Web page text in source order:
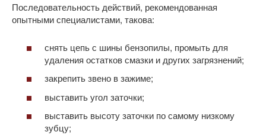
Последовательность действий, рекомендованная
опытными специалистами, такова:
снять цепь с шины бензопилы, промыть для
удаления остатков смазки и других загрязнений;
закрепить звено в зажиме;
выставить угол заточки;
выставить высоту заточки по самому низкому
зубцу;